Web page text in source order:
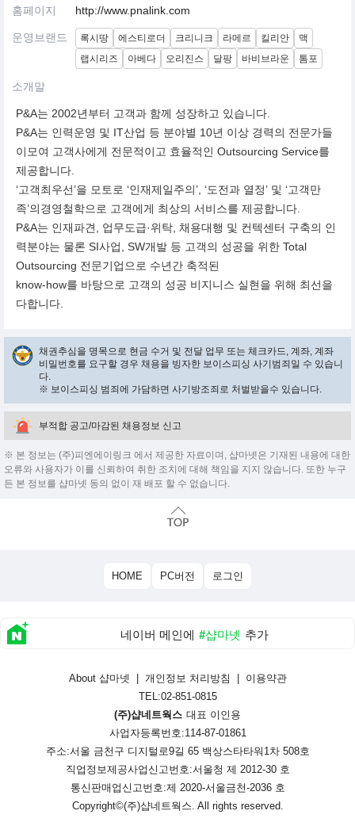
홈페이지 http://www.pnalink.com
운영브랜드 록시땅 에스티로더 크리니크 라메르 킬리안
맥
랩시리즈
아베다 오리진스 달팡 바비브라운 톰포
소개말
P&A는 2002년부터 고객과 함께 성장하고 있습니다.
P&A는 인력운영 및 IT산업 등 분야별 10년 이상 경력의 전문가들
이모여 고객사에게 전문적이고 효율적인 Outsourcing Service를
제공합니다.
‘고객최우선’을 모토로 ‘인재제일주의’, ‘도전과 열정’ 및 ‘고객만
족’의경영철학으로 고객에게 최상의 서비스를 제공합니다.
P&A는 인재파견, 업무도급·위탁, 채용대행 및 컨텍센터 구축의 인
력분야는 물론 SI사업, SW개발 등 고객의 성공을 위한 Total
Outsourcing 전문기업으로 수년간 축적된
know-how를 바탕으로 고객의 성공 비지니스 실현을 위해 최선을
다합니다.
채권추심을 명목으로 현금 수거 및 전달 업무 또는 체크카드, 계좌, 계좌
비밀번호를 요구할 경우 채용을 빙자한 보이스피싱 사기범죄일 수 있습니
다.
※ 보이스피싱 범죄에 가담하면 사기방조죄로 처벌받을수 있습니다.
부적합 공고/마감된 채용정보 신고
※ 본 정보는 (주)피엔에이링크 에서 제공한 자료이며, 샵마넷은 기재된 내용에 대한
오류와 사용자가 이를 신뢰하여 취한 조치에 대해 책임을 지지 않습니다. 또한 누구
든 본 정보를 샵마넷 동의 없이 재 배포 할 수 없습니다.
HOME PC버전 로그인
네이버 메인에 #샵마넷 추가
About 샵마넷 개인정보 처리방침
이용약관
TEL:02-851-0815
(주)샵네트웍스 대표 이인용
사업자등록번호:114-87-01861
주소:서울 금천구 디지털로9길 65 백상스타타워1차 508호
직업정보제공사업신고번호:서울청 제 2012-30 호
통신판매업신고번호:제 2020-서울금천-2036 호
Copyright©(주)샵네트웍스. All rights reserved.